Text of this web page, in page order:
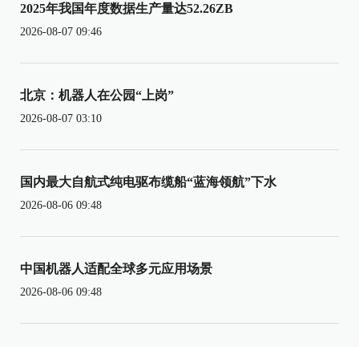
2025年我国年度数据生产量达52.26ZB
2026-08-07 09:46
北京：机器人在公园“上岗”
2026-08-07 03:10
国内最大自航式纯电驱布缆船“蓝海领航”下水
2026-08-06 09:48
中国机器人适配全球多元应用场景
2026-08-06 09:48